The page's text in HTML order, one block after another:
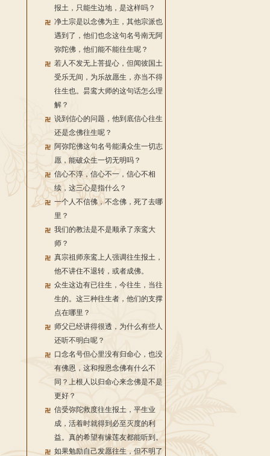
报土，只能生边地，是这样吗？
净土宗是以念佛为主，其他宗派也
遇到了，他们也念这句名号南无阿
弥陀佛，他们能不能往生呢？
若人不发无上菩提心，但闻彼国土
受乐无间，为乐故愿生，亦当不得
往生也。昙鸾大师的这句话怎么理
解？
说到信心的问题，他到底信心往生
还是念佛往生呢？
阿弥陀佛这句名号能满众生一切志
愿，能破众生一切无明吗？
信心不淳，信心不一，信心不相
续，这三心是指什么？
一个人不信佛，不念佛，死了去哪
里？
我们的教法是不是顺承了亲鸾大
师？
真宗祖师亲鸾上人强调往生报土，
他不讲住不退转，或者成佛。
众生这边有已往生，今往生，当往
生的。这三种往生者，他们的支撑
点在哪里？
师父已经讲得很透，为什么有些人
还听不明白呢？
口念名号但心里没有归命心，也没
有佛恩，这和报恩念佛有什么不
同？上根人以归命心来念佛是不是
更好？
信受弥陀救度往生报土，平生业
成，活着时就得到必至灭度的利
益。真的希望有缘莲友都能听到。
如果勉励自己发愿往生，但不明了